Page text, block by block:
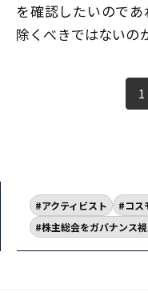
を確認したいので
除くべきではないの
1
アクティビスト コス
株主総会をガバナンス